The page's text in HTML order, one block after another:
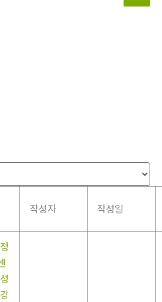
작성자 작성일